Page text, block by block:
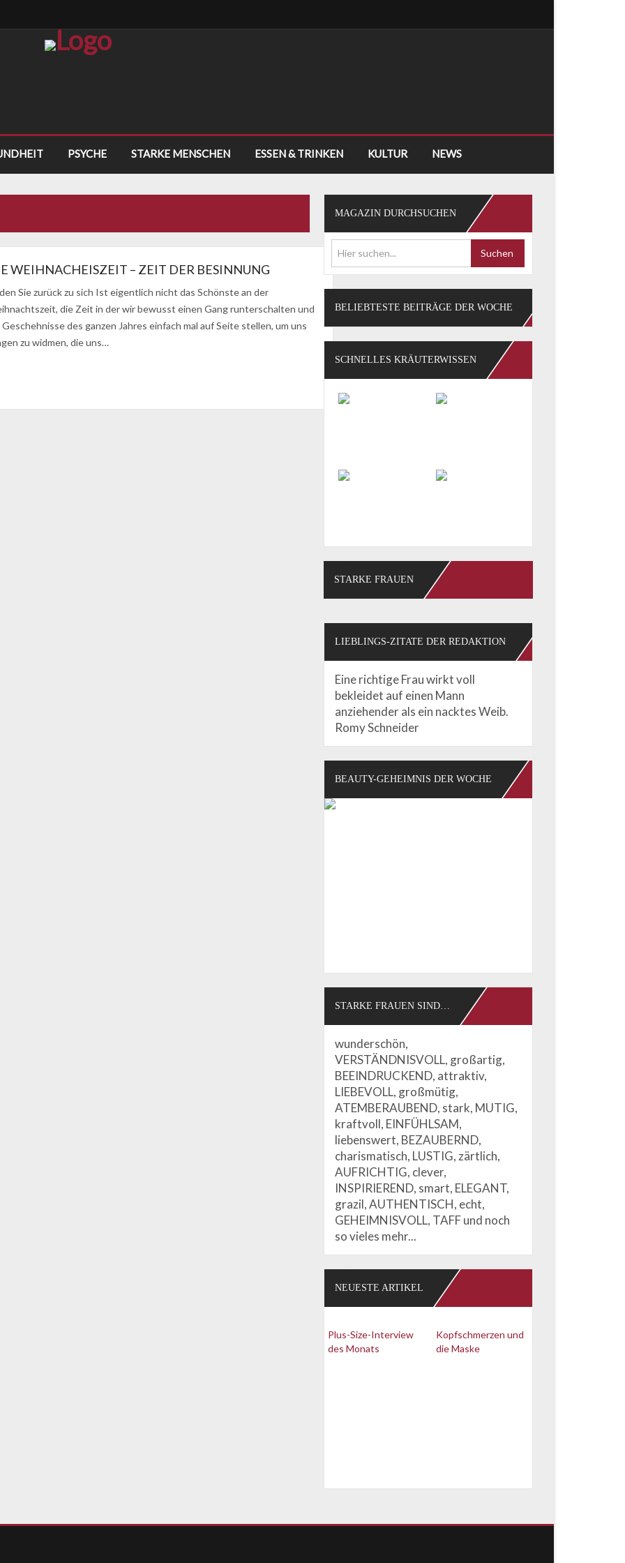
PSYCHE STARKE MENSCHEN ESSEN & TRINKEN KULTUR NEWS
WEIHNACHEISZEIT – ZEIT DER BESINNUNG
Sie zurück zu sich Ist eigentlich nicht das Schönste an der
die Zeit in der wir bewusst einen Gang runterschalten und
Geschehnisse des ganzen Jahres einfach mal auf Seite stellen, um uns
zu widmen, die uns…
MAGAZIN DURCHSUCHEN
Suchen
BELIEBTESTE BEITRÄGE DER WOCHE
SCHNELLES KRÄUTERWISSEN
STARKE FRAUEN
LIEBLINGS-ZITATE DER REDAKTION
Eine richtige Frau wirkt voll
bekleidet auf einen Mann
anziehender als ein nacktes Weib.
Romy Schneider
BEAUTY-GEHEIMNIS DER WOCHE
STARKE FRAUEN SIND…
wunderschön,
VERSTÄNDNISVOLL, großartig,
BEEINDRUCKEND, attraktiv,
LIEBEVOLL, großmütig,
ATEMBERAUBEND, stark, MUTIG,
kraftvoll, EINFÜHLSAM,
liebenswert, BEZAUBERND,
charismatisch, LUSTIG, zärtlich,
AUFRICHTIG, clever,
INSPIRIEREND, smart, ELEGANT,
grazil, AUTHENTISCH, echt,
GEHEIMNISVOLL, TAFF und noch
so vieles mehr...
NEUESTE ARTIKEL
Plus-Size-Interview
des Monats
Kopfschmerzen und
die Maske